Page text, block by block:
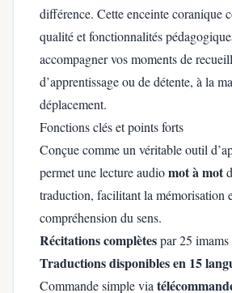
différence. Cette enceinte coranique
qualité et fonctionnalités
accompagner vos moments de
d’apprentissage ou de détente, à la
déplacement.
Fonctions clés et points forts
Conçue comme un véritable outil
permet une lecture audiomot à mot
traduction, facilitant la mémorisation
compréhension du sens.
Récitations complètespar 25
Traductions disponibles en 15
Commande simple via